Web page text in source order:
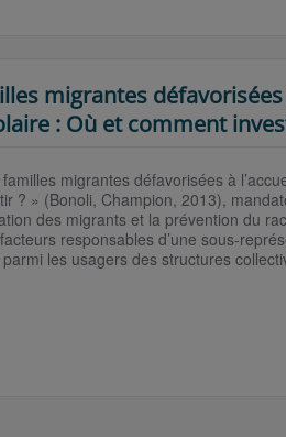
migrantes défavorisées
: Où et comment
familles migrantes défavorisées à
? » (Bonoli, Champion, 2013),
des migrants et la prévention du
responsables d’une sous-
les usagers des structures